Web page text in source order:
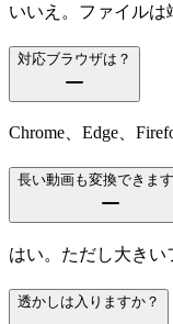
いいえ。ファイルは
対応ブラウザは？
Chrome、Edge、
長い動画も変換できま
はい。ただし大きい
透かしは入りますか？